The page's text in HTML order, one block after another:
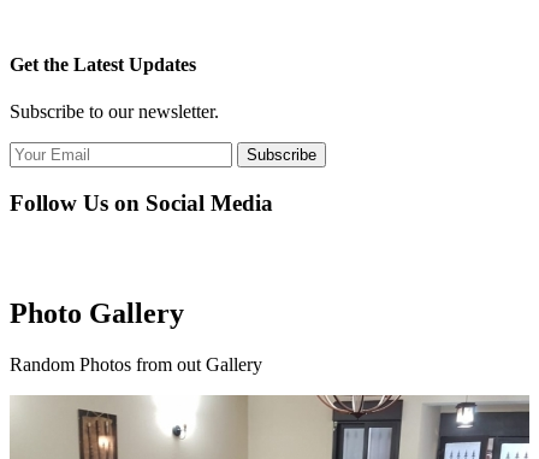
Get the Latest Updates
Subscribe to our newsletter.
Subscribe
Follow Us on Social Media
Photo Gallery
Random Photos from out Gallery